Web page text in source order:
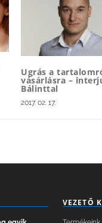
Ugrás a
vásárlásra –
Bálinttal
2017. 02. 17.
VEZETŐ